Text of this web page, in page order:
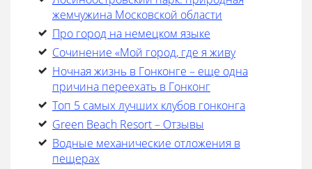
жемчужина Московской области
Про город на немецком языке
Cочинение «Мой город, где я живу
Ночная жизнь в Гонконге – еще одна
причина переехать в Гонконг
Топ 5 самых лучших клубов гонконга
Green Beach Resort – Отзывы
Водные механические отложения в
пещерах